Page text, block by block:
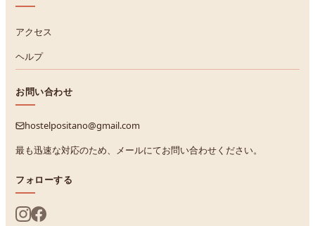
アクセス
ヘルプ
お問い合わせ
hostelpositano@gmail.com
最も迅速な対応のため、メールにてお問い合わせください。
フォローする